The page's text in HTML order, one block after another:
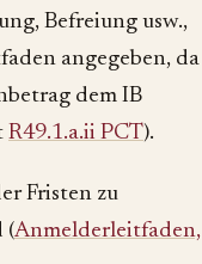
Befreiung usw.,
angegeben, da
dem IB
R49.1.a.ii PCT).
Fristen zu
(Anmelderleitfaden,